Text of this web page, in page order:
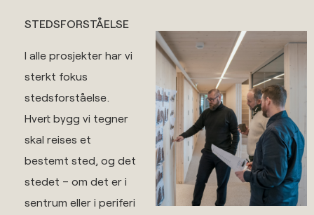
STEDSFORSTÅELSE​
I alle prosjekter har vi
sterkt fokus
stedsforståelse.
Hvert bygg vi tegner
skal reises et
bestemt sted, og det
stedet – om det er i
sentrum eller i periferi